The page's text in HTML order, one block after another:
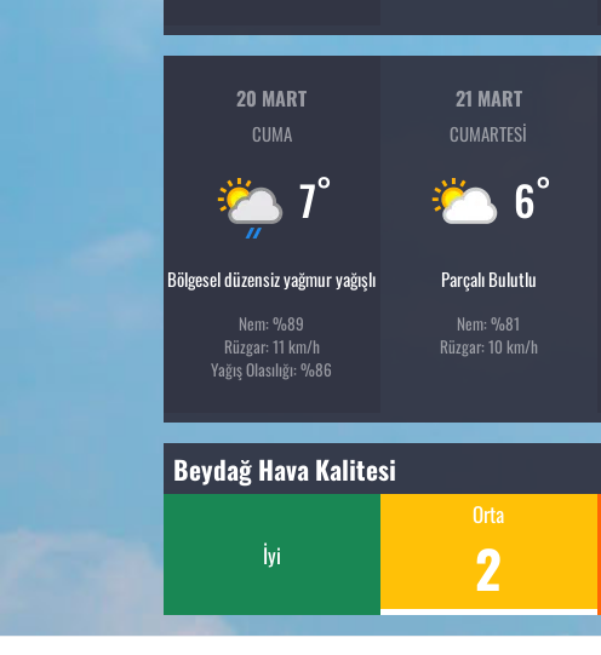
20 MART
CUMA
7°
Bölgesel düzensiz yağmur yağışlı
Nem: %89
Rüzgar: 11 km/h
Yağış Olasılığı: %86
21 MART
CUMARTESI
6°
Parçalı Bulutlu
Nem: %81
Rüzgar: 10 km/h
Beydağ Hava Kalitesi
İyi
Orta
2